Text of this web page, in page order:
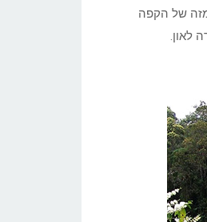
מזה של הקפה
לאון.